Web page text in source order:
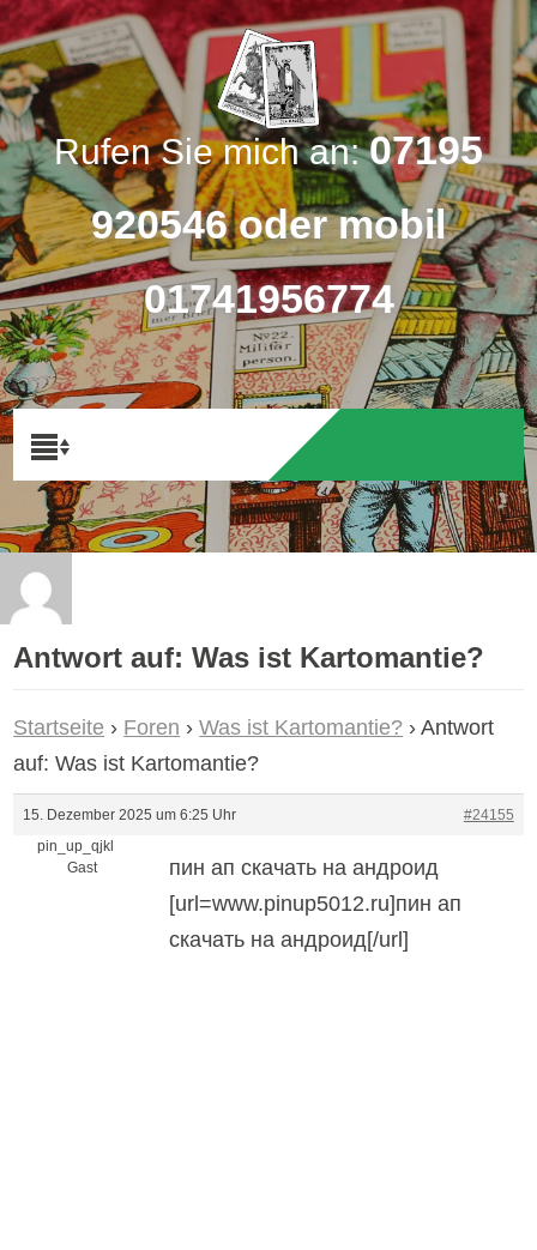
Rufen Sie mich an:07195
920546 oder mobil
01741956774
Antwort auf: Was ist Kartomantie?
Startseite › Foren › Was ist Kartomantie? › Antwort
auf: Was ist Kartomantie?
15. Dezember 2025 um 6:25 Uhr
#24155
pin_up_qjkl
Gast
пин ап скачать на андроид
[url=www.pinup5012.ru]пин ап
скачать на андроид[/url]